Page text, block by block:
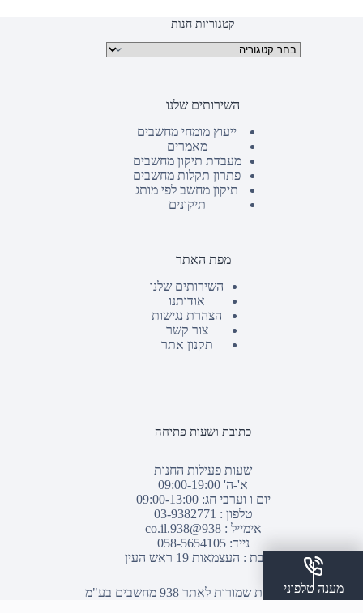
קטגוריות חנות
קטגוריות מוצרים
השירותים שלנו
ייעוץ מומחי מחשבים
מאמרים
מעבדת תיקון מחשבים
פתרון תקלות מחשבים
תיקון מחשב לפי מותג
תיקונים
מפת האתר
השירותים שלנו
אודותנו
הצהרת נגישות
צור קשר
תקנון אתר
כתובת ושעות פתיחה
שעות פעילות החנות
א'-ה' 09:00-19:00
יום ו וערבי חג: 09:00-13:00
טלפון : 03-9382771
אימייל :938@938.co.il
נייד: 058-5654105
כתובת : העצמאות 19 ראש העין
© כל הזכויות שמורות לאתר 938 מחשבים בע"מ
מענה טלפוני